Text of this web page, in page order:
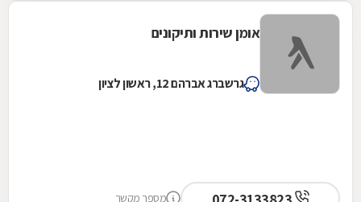
אומן שירות ותיקונים
גרשברג אברהם 12, ראשון לציון
מספר מקשר